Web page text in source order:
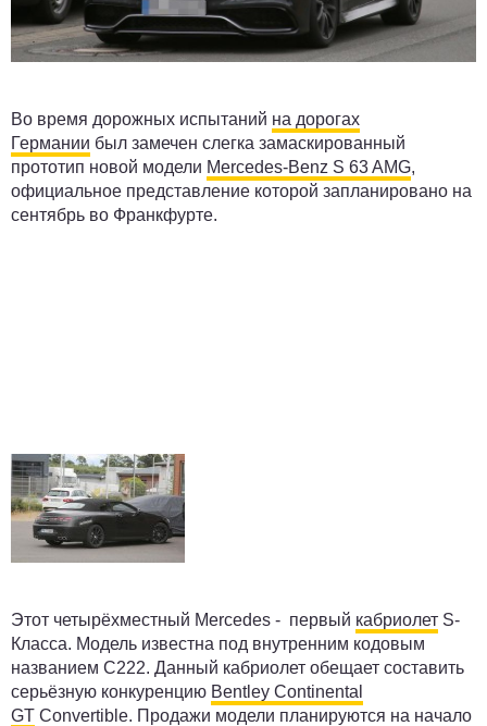
Во время дорожных испытаний на дорогах
Германии был замечен слегка замаскированный
прототип новой модели Mercedes-Benz S 63 AMG,
официальное представление которой запланировано на
сентябрь во Франкфурте.
Этот четырёхместный Mercedes - первый кабриолет S-
Класса. Модель известна под внутренним кодовым
названием C222. Данный кабриолет обещает составить
серьёзную конкуренцию Bentley Continental
GT Convertible. Продажи модели планируются на начало